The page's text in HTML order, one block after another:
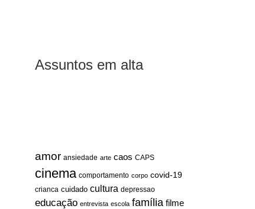
Assuntos em alta
amor ansiedade arte caos CAPS
cinema comportamento corpo covid-19
crianca cuidado cultura depressao
educação entrevista escola família filme